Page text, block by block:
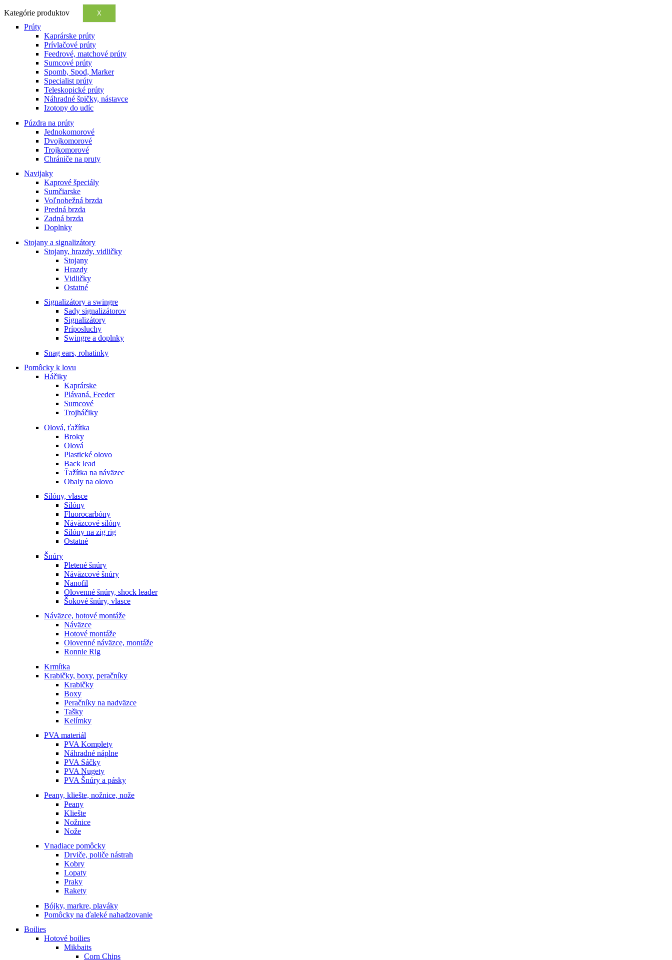
Kategórie produktov X
Prúty
Kaprárske prúty
Prívlačové prúty
Feedrové, matchové prúty
Sumcové prúty
Spomb, Spod, Marker
Specialist prúty
Teleskopické prúty
Náhradné špičky, nástavce
Izotopy do udíc
Púzdra na prúty
Jednokomorové
Dvojkomorové
Trojkomorové
Chrániče na pruty
Navijaky
Kaprové špeciály
Sumčiarske
Voľnobežná brzda
Predná brzda
Zadná brzda
Doplnky
Stojany a signalizátory
Stojany, hrazdy, vidličky
Stojany
Hrazdy
Vidličky
Ostatné
Signalizátory a swingre
Sady signalizátorov
Signalizátory
Príposluchy
Swingre a doplnky
Snag ears, rohatinky
Pomôcky k lovu
Háčiky
Kaprárske
Plávaná, Feeder
Sumcové
Trojháčiky
Olová, ťažítka
Broky
Olová
Plastické olovo
Back lead
Ťažítka na náväzec
Obaly na olovo
Silóny, vlasce
Silóny
Fluorocarbóny
Náväzcové silóny
Silóny na zig rig
Ostatné
Šnúry
Pletené šnúry
Náväzcové šnúry
Nanofil
Olovenné šnúry, shock leader
Šokové šnúry, vlasce
Náväzce, hotové montáže
Náväzce
Hotové montáže
Olovenné náväzce, montáže
Ronnie Rig
Krmítka
Krabičky, boxy, peračníky
Krabičky
Boxy
Peračníky na nadväzce
Tašky
Kelímky
PVA materiál
PVA Komplety
Náhradné náplne
PVA Sáčky
PVA Nugety
PVA Šnúry a pásky
Peany, kliešte, nožnice, nože
Peany
Kliešte
Nožnice
Nože
Vnadiace pomôcky
Drviče, poliče nástrah
Kobry
Lopaty
Praky
Rakety
Bójky, markre, plaváky
Pomôcky na ďaleké nahadzovanie
Boilies
Hotové boilies
Mikbaits
Corn Chips